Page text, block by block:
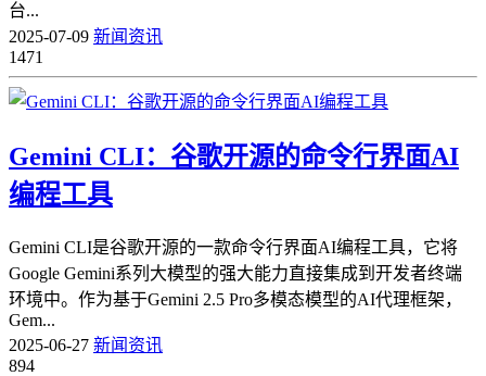
台...
2025-07-09 新闻资讯
1471
Gemini CLI：谷歌开源的命令行界面AI
编程工具
Gemini CLI是谷歌开源的一款命令行界面AI编程工具，它将
Google Gemini系列大模型的强大能力直接集成到开发者终端
环境中。作为基于Gemini 2.5 Pro多模态模型的AI代理框架，
Gem...
2025-06-27 新闻资讯
894